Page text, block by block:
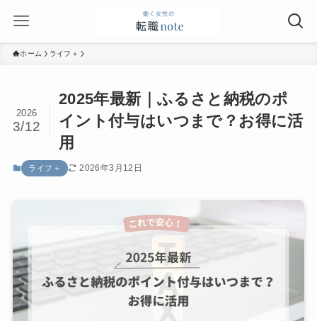
ホーム ライフ＋
2025年最新｜ふるさと納税のポ
イント付与はいつまで？お得に活
用
2026
3/12
ライフ＋ 2026年3月12日